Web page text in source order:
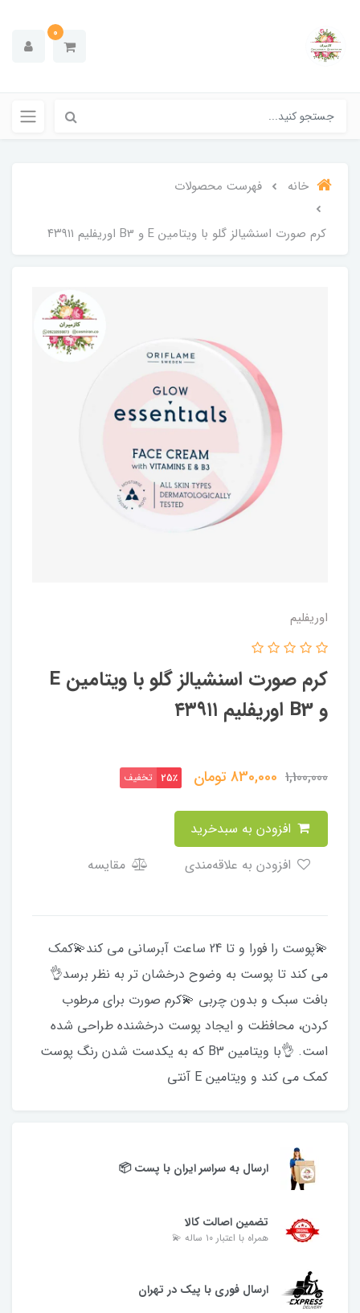
0
خانه فهرست محصولات
کرم صورت اسنشیالز گلو با ویتامین E و B3 اوریفلیم ۴۳۹۱۱
اوریفلیم
کرم صورت اسنشیالز گلو با ویتامین E
و B3 اوریفلیم ۴۳۹۱۱
1,100,000
830,000تومان 25٪ تخفیف
مقایسه
💫پوست را فورا و تا 24 ساعت آبرسانی می کند💫کمک
می کند تا پوست به وضوح درخشان تر به نظر برسد👌
بافت سبک و بدون چربی 💫کرم صورت برای مرطوب
کردن، محافظت و ایجاد پوست درخشنده طراحی شده
است. 👌با ویتامین B3 که به یکدست شدن رنگ پوست
کمک می کند و ویتامین E آنتی
ارسال به سراسر ایران با پست 📦
تضمین اصالت کالا
همراه با اعتبار ۱۰ ساله 💫
ارسال فوری با پیک در تهران